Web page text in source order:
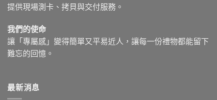
提供現場測卡、拷貝與交付服務。
我們的使命
讓「專屬感」變得簡單又平易近人，讓每一份禮物都能留下
難忘的回憶。
最新消息